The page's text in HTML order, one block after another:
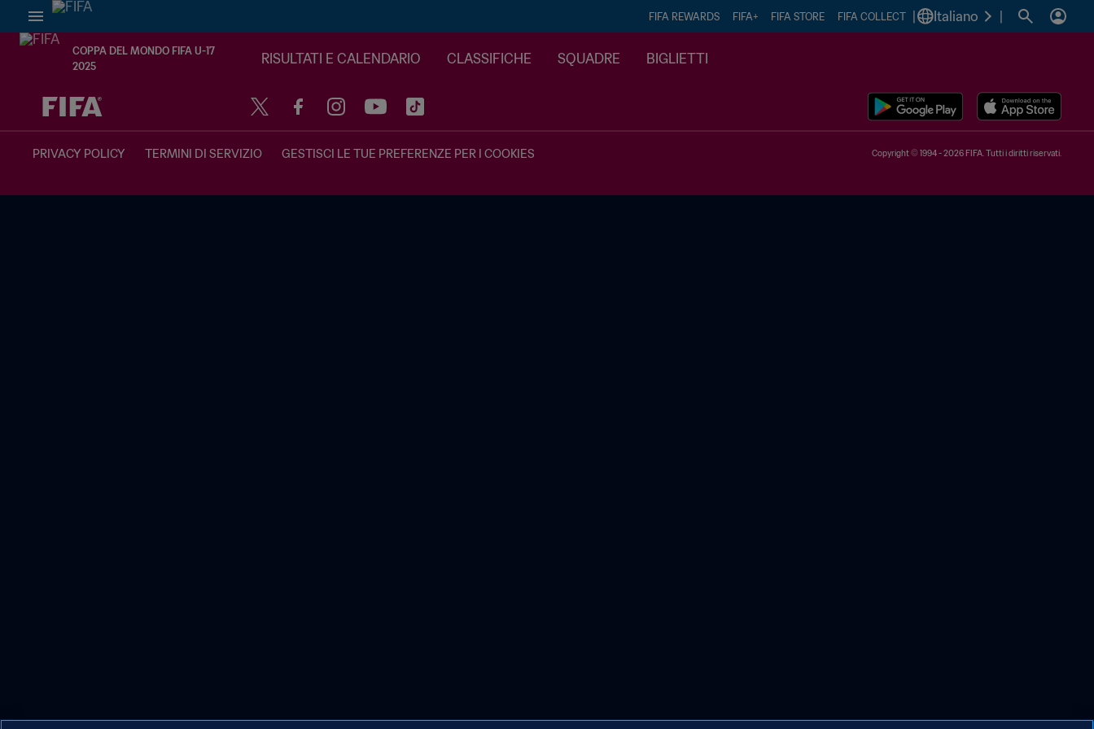
FIFA REWARDS FIFA+ FIFA STORE FIFA COLLECT Italiano
COPPA DEL MONDO FIFA U-17
2025
RISULTATI E CALENDARIO CLASSIFICHE SQUADRE BIGLIETTI
TBD contro TBD
PRIVACY POLICY TERMINI DI SERVIZIO GESTISCI LE TUE PREFERENZE PER I COOKIES Copyright © 1994 - 2026 FIFA. Tutti i diritti riservati.